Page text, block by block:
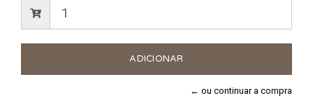
← ou continuar a compra